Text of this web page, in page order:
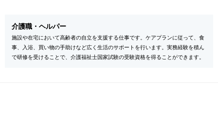
介護職・ヘルパー
施設や在宅において高齢者の自立を支援する仕事です。ケアプランに従って、食
事、入浴、買い物の手助けなど広く生活のサポートを行います。実務経験を積ん
で研修を受けることで、介護福祉士国家試験の受験資格を得ることができます。